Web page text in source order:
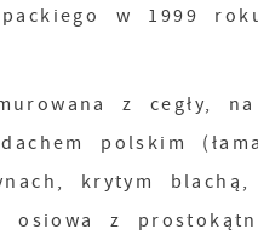
w 1999
z cegły,
polskim
krytym
osiowa z